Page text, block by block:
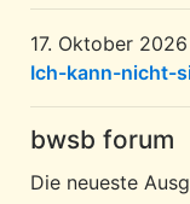
17. Oktober 2026
Ich-kann-nicht-
bwsb forum
Die neueste